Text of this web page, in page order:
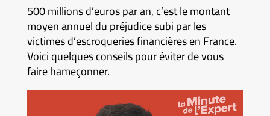
500 millions d’euros par an, c’est le montant
moyen annuel du préjudice subi par les
victimes d’escroqueries financières en France.
Voici quelques conseils pour éviter de vous
faire hameçonner.